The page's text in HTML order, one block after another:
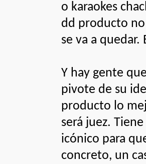
o karaokes
dd producto no
se va a quedar.
Y hay gente
pivote de su
producto lo
será juez.
icónico para
concreto, un